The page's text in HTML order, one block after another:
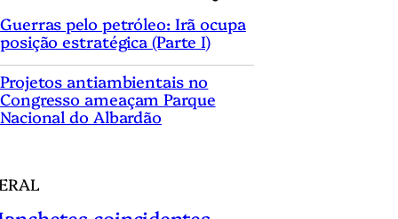
Guerras pelo petróleo: Irã ocupa
posição estratégica (Parte I)
Projetos antiambientais no
Congresso ameaçam Parque
Nacional do Albardão